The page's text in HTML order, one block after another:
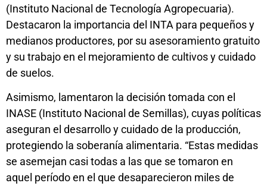
(Instituto Nacional de Tecnología Agropecuaria).
Destacaron la importancia del INTA para pequeños y
medianos productores, por su asesoramiento gratuito
y su trabajo en el mejoramiento de cultivos y cuidado
de suelos.
Asimismo, lamentaron la decisión tomada con el
INASE (Instituto Nacional de Semillas), cuyas políticas
aseguran el desarrollo y cuidado de la producción,
protegiendo la soberanía alimentaria. “Estas medidas
se asemejan casi todas a las que se tomaron en
aquel período en el que desaparecieron miles de